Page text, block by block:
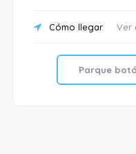
Cómo llegar Ver
Parque